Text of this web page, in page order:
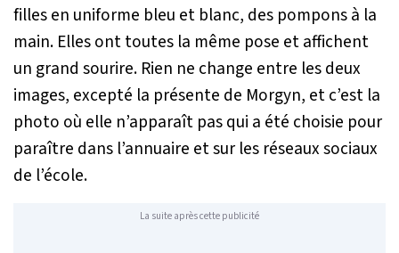
filles en uniforme bleu et blanc, des pompons à la
main. Elles ont toutes la même pose et affichent
un grand sourire. Rien ne change entre les deux
images, excepté la présente de Morgyn, et c’est la
photo où elle n’apparaît pas qui a été choisie pour
paraître dans l’annuaire et sur les réseaux sociaux
de l’école.
La suite après cette publicité